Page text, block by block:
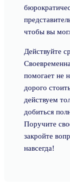
чтобы вы
Действуйте
помогает не
дорого
действуем
добиться
Поручите
закройте
навсегда!